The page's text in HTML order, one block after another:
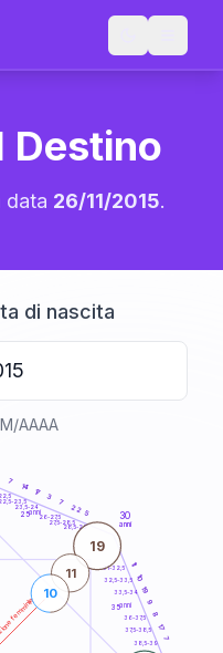
Destino
data 26/11/2015.
di nascita
AAAA
femminile
30
anni
22,5
23,5
23,5-24
26-27,5
27,5-28,5
28,5-29
31-32,5
32,5-33,5
33,5-34
36-37,5
37,5-38,5
38,5-39
7
14
17 3
7
22 5
11
10
19
9
8
17
7
19
11
10
25anni
35anni